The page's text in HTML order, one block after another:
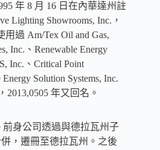
年 8 月 16 日在內華達州註
Lighting Showrooms, Inc.，
過 Am/Tex Oil and Gas,
Inc.、Renewable Energy
Inc.、Critical Point
Solution Systems, Inc.
2013,0505 年又回名。
前身公司透過與德拉瓦州子
併，遷冊至德拉瓦州。之後